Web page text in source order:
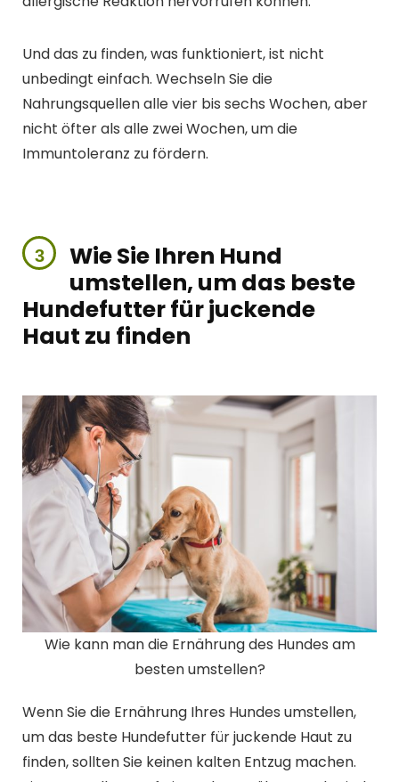
Und das zu finden, was funktioniert, ist nicht
unbedingt einfach. Wechseln Sie die
Nahrungsquellen alle vier bis sechs Wochen, aber
nicht öfter als alle zwei Wochen, um die
Immuntoleranz zu fördern.
Wie Sie Ihren Hund
umstellen, um das beste
Hundefutter für juckende
Haut zu finden
Wie kann man die Ernährung des Hundes am
besten umstellen?
Wenn Sie die Ernährung Ihres Hundes umstellen,
um das beste Hundefutter für juckende Haut zu
finden, sollten Sie keinen kalten Entzug machen.